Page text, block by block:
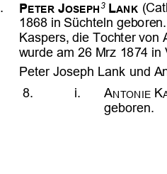
      

  
